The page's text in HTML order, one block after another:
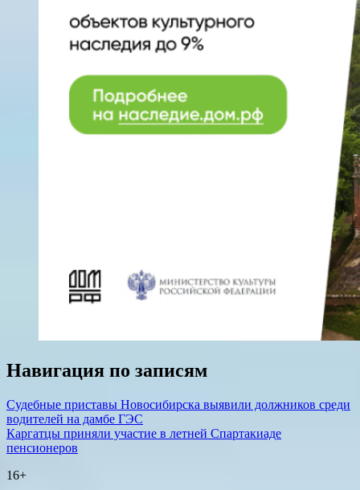
Навигация по записям
Судебные приставы Новосибирска выявили должников среди
водителей на дамбе ГЭС
Каргатцы приняли участие в летней Спартакиаде
пенсионеров
16+